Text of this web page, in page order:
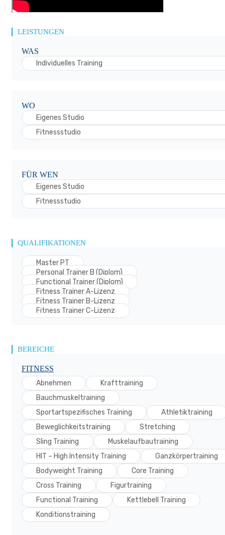
LEISTUNGEN
WAS
Individuelles Training
WO
Eigenes Studio
Fitnessstudio
FÜR WEN
Eigenes Studio
Fitnessstudio
QUALIFIKATIONEN
Master PT
Personal Trainer B (Diplom)
Functional Trainer (Diplom)
Fitness Trainer A-Lizenz
Fitness Trainer B-Lizenz
Fitness Trainer C-Lizenz
BEREICHE
FITNESS
Abnehmen
Krafttraining
Bauchmuskeltraining
Sportartspezifisches Training
Athletiktraining
Beweglichkeitstraining
Stretching
Sling Training
Muskelaufbautraining
HIT – High Intensity Training
Ganzkörpertraining
Bodyweight Training
Core Training
Cross Training
Figurtraining
Functional Training
Kettlebell Training
Konditionstraining